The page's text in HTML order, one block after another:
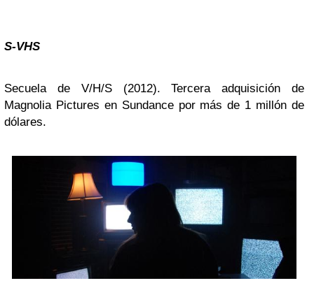
S-VHS
Secuela de V/H/S (2012). Tercera adquisición de
Magnolia Pictures en Sundance por más de 1 millón de
dólares.